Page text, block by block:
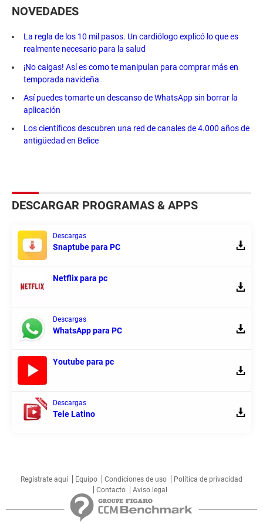
NOVEDADES
La regla de los 10 mil pasos. Un cardiólogo explicó lo que es
realmente necesario para la salud
¡No caigas! Así es como te manipulan para comprar más en
temporada navideña
Así puedes tomarte un descanso de WhatsApp sin borrar la
aplicación
Los científicos descubren una red de canales de 4.000 años de
antigüedad en Belice
DESCARGAR PROGRAMAS & APPS
Descargas
Snaptube para PC
Netflix para pc
Descargas
WhatsApp para PC
Youtube para pc
Descargas
Tele Latino
Regístrate aquí Equipo Condiciones de uso
Política de privacidad
Contacto
Aviso legal